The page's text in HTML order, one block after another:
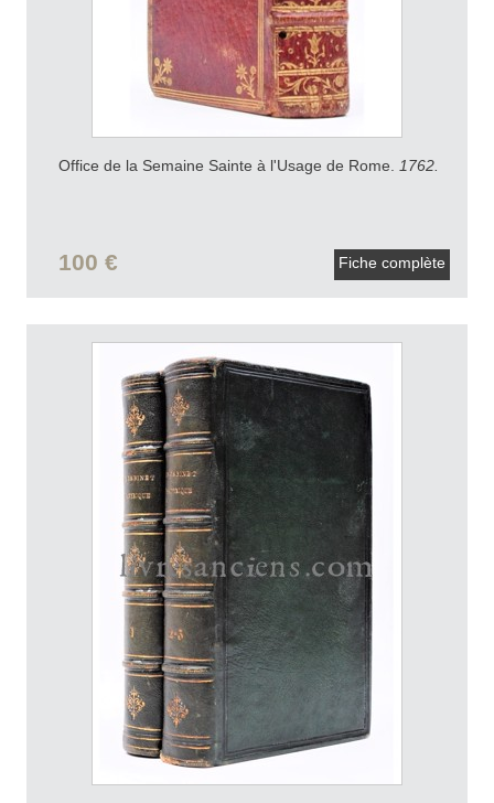
Office de la Semaine Sainte à l'Usage de Rome. 1762.
100 € Fiche complète